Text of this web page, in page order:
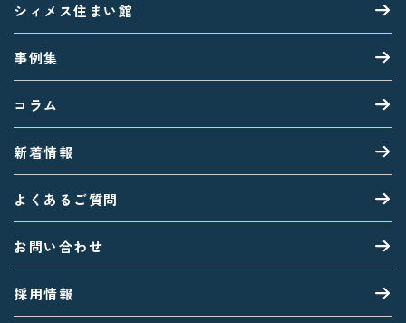
シィメス住まい館
事例集
コラム
新着情報
よくあるご質問
お問い合わせ
採用情報